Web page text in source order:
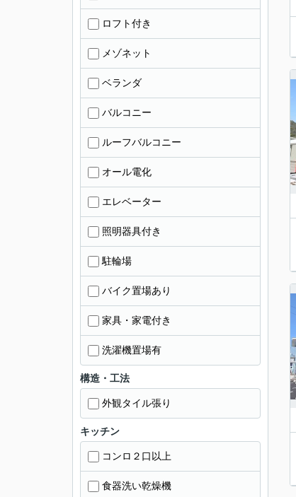
ロフト付き
メゾネット
ベランダ
バルコニー
ルーフバルコニー
オール電化
エレベーター
照明器具付き
駐輪場
バイク置場あり
家具・家電付き
洗濯機置場有
構造・工法
外観タイル張り
キッチン
コンロ２口以上
食器洗い乾燥機